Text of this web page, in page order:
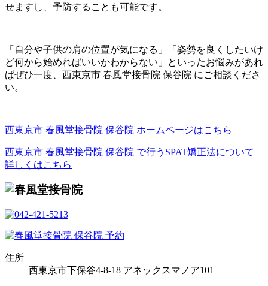
せますし、予防することも可能です。
「自分や子供の肩の位置が気になる」「姿勢を良くしたいけ
ど何から始めればいいかわからない」といったお悩みがあれ
ばぜひ一度、西東京市 春風堂接骨院 保谷院 にご相談くださ
い。
西東京市 春風堂接骨院 保谷院 ホームページはこちら
西東京市 春風堂接骨院 保谷院 で行うSPAT矯正法について
詳しくはこちら
住所
西東京市下保谷4-8-18 アネックスマノア101